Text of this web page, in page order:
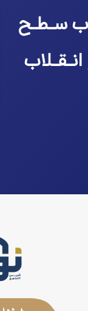
سـطـح